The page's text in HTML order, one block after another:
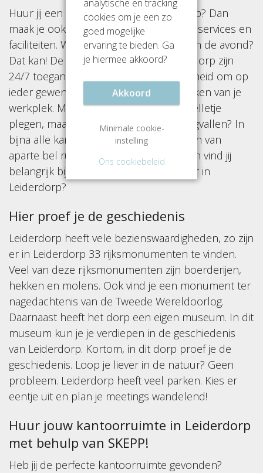
Huur jij een kantoorruimte in Leiderdorp? Dan
maak je ook gebruik van alle aanwezige services en
faciliteiten. Werk jij vaak nog even door in de avond?
Dat kan! De meeste kantoren in Leiderdorp zijn
24/7 toegankelijk. Zo heb jij de mogelijkheid om op
ieder gewenste moment gebruik te maken van je
werkplek. Moet je nog een belangrijk belletje
plegen, maar wil je je collega’s niet lastigvallen? In
bijna alle kantoren kun je gebruik maken van
aparte bel ruimtes. Welke voorzieningen vind jij
belangrijk bij het huren van een kantoor in
Leiderdorp?
Hier proef je de geschiedenis
Leiderdorp heeft vele bezienswaardigheden, zo zijn
er in Leiderdorp 33 rijksmonumenten te vinden.
Veel van deze rijksmonumenten zijn boerderijen,
hekken en molens. Ook vind je een monument ter
nagedachtenis van de Tweede Wereldoorlog.
Daarnaast heeft het dorp een eigen museum. In dit
museum kun je je verdiepen in de geschiedenis
van Leiderdorp. Kortom, in dit dorp proef je de
geschiedenis. Loop je liever in de natuur? Geen
probleem. Leiderdorp heeft veel parken. Kies er
eentje uit en plan je meetings wandelend!
Huur jouw kantoorruimte in Leiderdorp
met behulp van SKEPP!
Heb jij de perfecte kantoorruimte gevonden?
analytische en tracking
cookies om je een zo
goed mogelijke
ervaring te bieden. Ga
je hiermee akkoord?
Akkoord
Minimale cookie-
instelling
Ons cookiebeleid